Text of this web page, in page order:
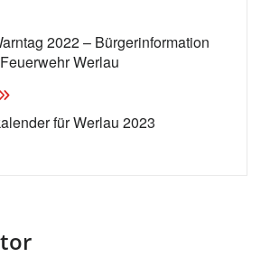
2022 – Bürgerinformation
Werlau
für Werlau 2023